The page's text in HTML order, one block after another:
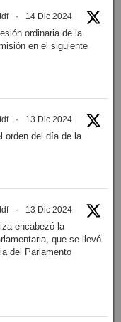
· 14 Dic 2024
ordinaria de la
en el siguiente
· 13 Dic 2024
orden del día de la
· 13 Dic 2024
encabezó la
que se llevó
del Parlamento